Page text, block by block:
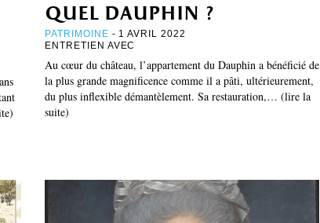
quel dauphin ?
PATRIMOINE - 1 AVRIL 2022
ENTRETIEN AVEC
Au cœur du château, l’appartement du Dauphin a bénéficié de
la plus grande magnificence comme il a pâti, ultérieurement,
du plus inflexible démantèlement. Sa restauration,… (lire la
suite)